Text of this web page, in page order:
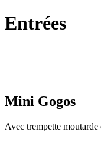
Entrées
Mini Gogos
Avec trempette moutarde